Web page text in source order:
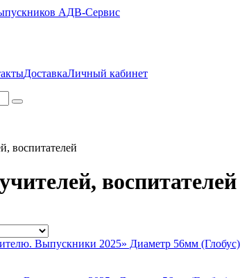
ДоставкаЛичный кабинет
воспитателей
воспитателей